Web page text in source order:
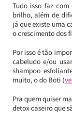
Tudo isso faz
brilho, além de
já que existe uma
o crescimento dos
Por isso é tão
cabeludo e/ou
shampoo
muito, o do Boti (
Pra quem quiser
detox caseiro que